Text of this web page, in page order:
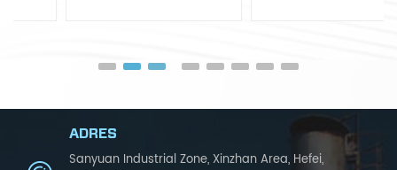
ADRES
Sanyuan Industrial Zone, Xinzhan Area, Hefei,